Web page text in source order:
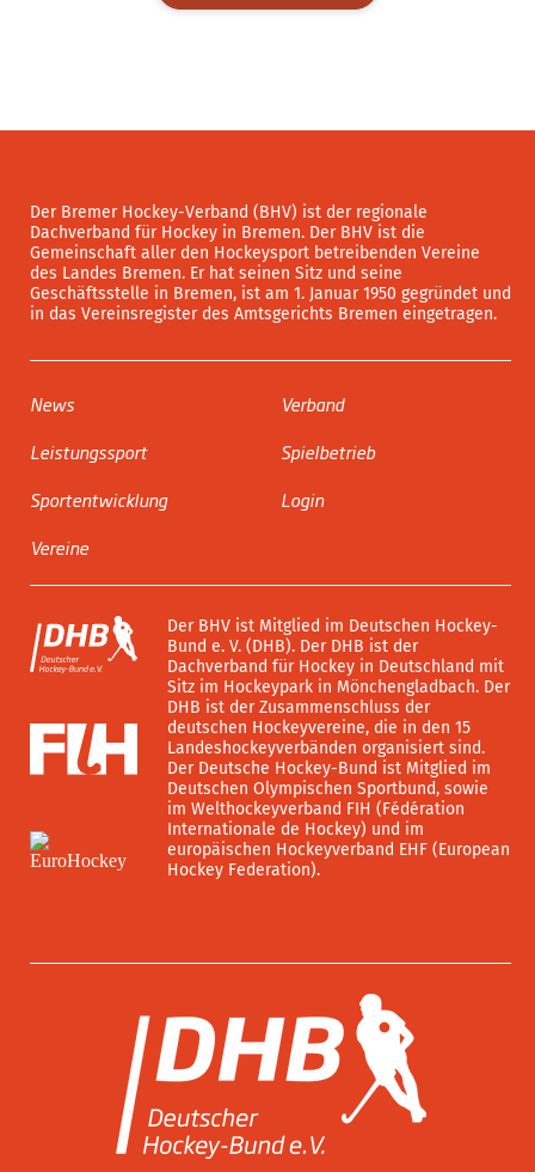
Der Bremer Hockey-Verband (BHV) ist der regionale
Dachverband für Hockey in Bremen. Der BHV ist die
Gemeinschaft aller den Hockeysport betreibenden Vereine
des Landes Bremen. Er hat seinen Sitz und seine
Geschäftsstelle in Bremen, ist am 1. Januar 1950 gegründet und
in das Vereinsregister des Amtsgerichts Bremen eingetragen.
News
Leistungssport
Sportentwicklung
Vereine
Verband
Spielbetrieb
Login
Der BHV ist Mitglied im Deutschen Hockey-
Bund e. V. (DHB). Der DHB ist der
Dachverband für Hockey in Deutschland mit
Sitz im Hockeypark in Mönchengladbach. Der
DHB ist der Zusammenschluss der
deutschen Hockeyvereine, die in den 15
Landeshockeyverbänden organisiert sind.
Der Deutsche Hockey-Bund ist Mitglied im
Deutschen Olympischen Sportbund, sowie
im Welthockeyverband FIH (Fédération
Internationale de Hockey) und im
europäischen Hockeyverband EHF (European
Hockey Federation).